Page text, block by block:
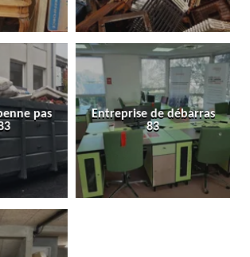
pas
Entreprise de débarras
83